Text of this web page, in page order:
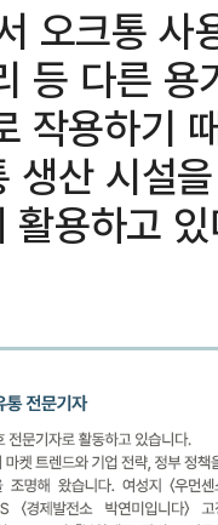
오크통
등 다른
작용하기
산 시설
용하고